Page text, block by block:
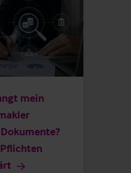
mein